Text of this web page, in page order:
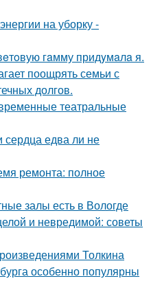
на уборку -
гaмму придyмaлa я.
поощрять семьи с
долгов.
театральные
сердца едва ли не
ремонта: полное
залы есть в Вологде
и невредимой: советы
Толкина
особенно популярны